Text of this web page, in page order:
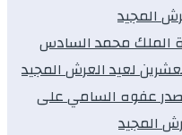
المجيد
الملك محمد السادس
لعيد العرش المجيد
عفوه السامي على